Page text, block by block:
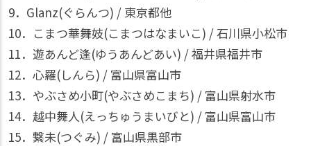
9．Glanz(ぐらんつ) / 東京都他
10．こまつ華舞妓(こまつはなまいこ) / 石川県小松市
11．遊あんど逢(ゆうあんどあい) / 福井県福井市
12．心羅(しんら) / 富山県富山市
13．やぶさめ小町(やぶさめこまち) / 富山県射水市
14．越中舞人(えっちゅうまいびと) / 富山県富山市
15．繋未(つぐみ) / 富山県黒部市